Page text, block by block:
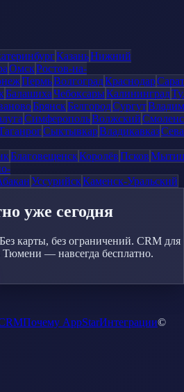
КазаньНижний
ОмскРостов-на-
ПермьВолгоградКраснодар
БалашихаЧебоксарыКалининград
БрянскБелгородСургут
СимферопольВолжский
СыктывкарВладикавказ
БлаговещенскКоролёвПсков
УссурийскКаменск-Уральский
уже сегодня
карты, без ограничений. CRM для
Тюмени — навсегда бесплатно.
Почему AppStarИнтеграции©